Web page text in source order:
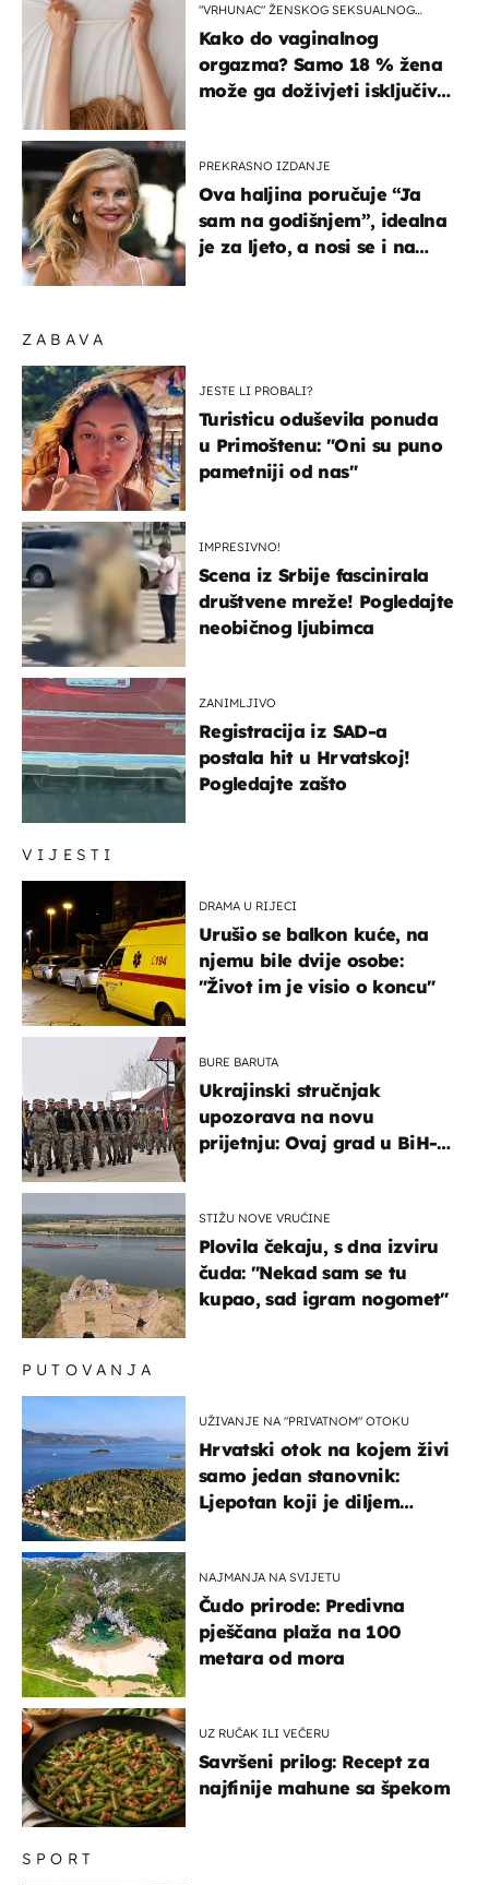
VIJESTI
DRAMA U RIJECI
Urušio se balkon kuće, na
njemu bile dvije osobe:
"Život im je visio o koncu"
BURE BARUTA
Ukrajinski stručnjak
upozorava na novu
prijetnju: Ovaj grad u BiH-u
STIŽU NOVE VRUĆINE
Plovila čekaju, s dna izviru
čuda: "Nekad sam se tu
kupao, sad igram nogomet"
ZABAVA
JESTE LI PROBALI?
Turisticu oduševila ponuda
u Primoštenu: "Oni su puno
pametniji od nas"
IMPRESIVNO!
Scena iz Srbije fascinirala
društvene mreže! Pogledajte
neobičnog ljubimca
ZANIMLJIVO
Registracija iz SAD-a
postala hit u Hrvatskoj!
Pogledajte zašto
SPORT
PUTOVANJA
UŽIVANJE NA "PRIVATNOM" OTOKU
Hrvatski otok na kojem živi
samo jedan stanovnik:
Ljepotan koji je diljem
NAJMANJA NA SVIJETU
Čudo prirode: Predivna
pješčana plaža na 100
metara od mora
UZ RUČAK ILI VEČERU
Savršeni prilog: Recept za
najfinije mahune sa špekom
"VRHUNAC" ŽENSKOG SEKSUALNOG
Kako do vaginalnog
orgazma? Samo 18 % žena
može ga doživjeti isključivo
PREKRASNO IZDANJE
Ova haljina poručuje “Ja
sam na godišnjem”, idealna
je za ljeto, a nosi se i na